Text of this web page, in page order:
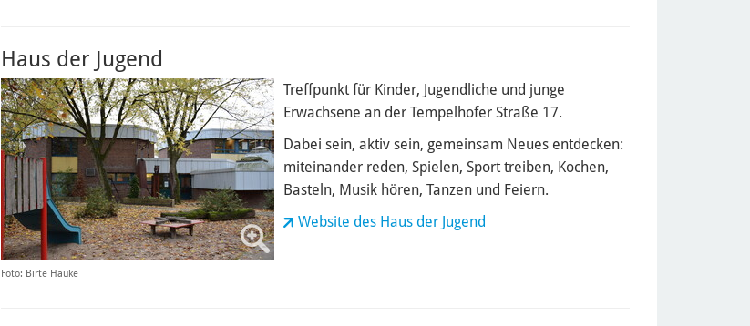
Haus der Jugend
Foto: Birte Hauke
Treffpunkt für Kinder, Jugendliche und junge
Erwachsene an der Tempelhofer Straße 17.
Dabei sein, aktiv sein, gemeinsam Neues entdecken:
miteinander reden, Spielen, Sport treiben, Kochen,
Basteln, Musik hören, Tanzen und Feiern.
Website des Haus der Jugend